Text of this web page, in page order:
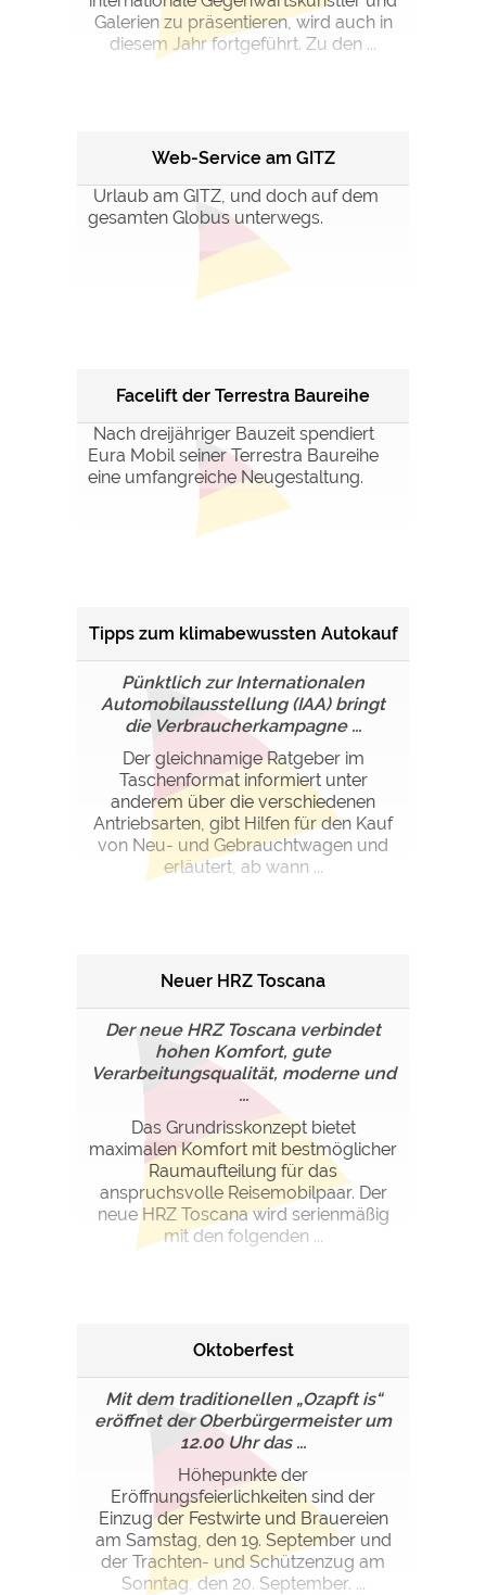
Galerien zu präsentieren, wird auch in
diesem Jahr fortgeführt. Zu den ...
Web-Service am GITZ
Urlaub am GITZ, und doch auf dem
gesamten Globus unterwegs.
Facelift der Terrestra Baureihe
Nach dreijähriger Bauzeit spendiert
Eura Mobil seiner Terrestra Baureihe
eine umfangreiche Neugestaltung.
Tipps zum klimabewussten Autokauf
Pünktlich zur Internationalen
Automobilausstellung (IAA) bringt
die Verbraucherkampagne ...
Der gleichnamige Ratgeber im
Taschenformat informiert unter
anderem über die verschiedenen
Antriebsarten, gibt Hilfen für den Kauf
von Neu- und Gebrauchtwagen und
erläutert, ab wann ...
Neuer HRZ Toscana
Der neue HRZ Toscana verbindet
hohen Komfort, gute
Verarbeitungsqualität, moderne und
...
Das Grundrisskonzept bietet
maximalen Komfort mit bestmöglicher
Raumaufteilung für das
anspruchsvolle Reisemobilpaar. Der
neue HRZ Toscana wird serienmäßig
mit den folgenden ...
Oktoberfest
Mit dem traditionellen „Ozapft is“
eröffnet der Oberbürgermeister um
12.00 Uhr das ...
Höhepunkte der
Eröffnungsfeierlichkeiten sind der
Einzug der Festwirte und Brauereien
am Samstag, den 19. September und
der Trachten- und Schützenzug am
Sonntag, den 20. September. ...